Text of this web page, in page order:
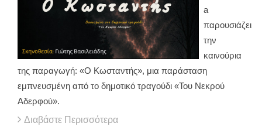
a
παρουσιάζει
την
καινούρια
της παραγωγή: «Ο Κωσταντής», μια παράσταση
εμπνευσμένη από το δημοτικό τραγούδι «Του Νεκρού
Αδερφού».
Διαβάστε Περισσότερα